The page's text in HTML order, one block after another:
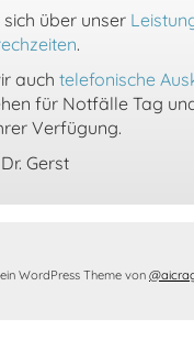
über unser
.
auch telefonische
für Notfälle Tag
Verfügung.
Gerst
WordPress Theme von